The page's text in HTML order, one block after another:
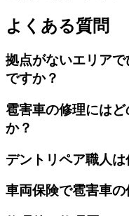
よくある質問
拠点がないエリア
ですか？
雹害車の修理には
か？
デントリペア職人は
車両保険で雹害車